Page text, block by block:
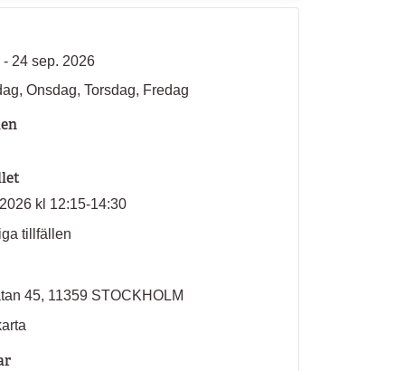
24 sep. 2026
Onsdag, Torsdag, Fredag
kl 12:15-14:30
tillfällen
45, 11359 STOCKHOLM